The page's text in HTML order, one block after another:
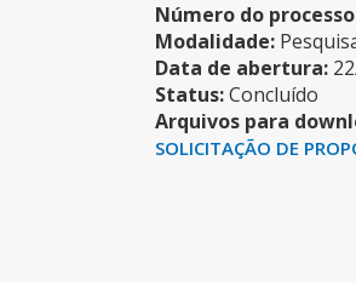
Número do
Modalidade:
Data de abertura:
Status:Concluído
Arquivos para
SOLICITAÇÃO DE